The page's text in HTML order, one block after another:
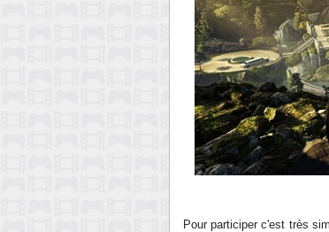
Pour participer c'est très